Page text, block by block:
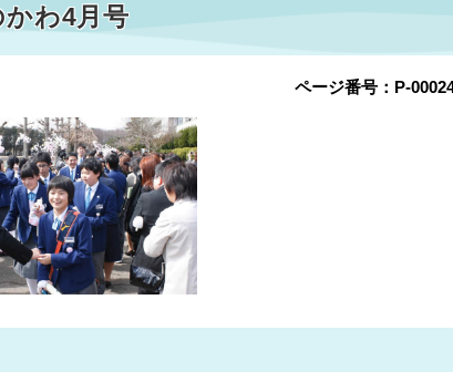
わ4月号
ページ番号：P-